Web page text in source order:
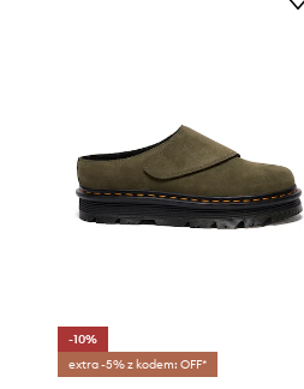
-10%
extra -5% z kodem: OFF*